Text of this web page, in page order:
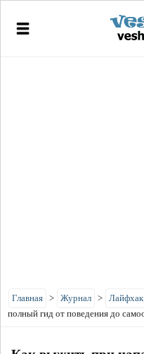
Главная > Журнал > Лайфхак
полный гид от поведения до